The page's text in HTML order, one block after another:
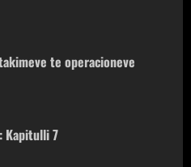
te operacioneve
Kapitulli 7